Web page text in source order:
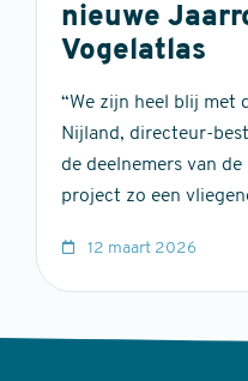
nieuwe
Vogelatlas
“We zijn heel blij met
Nijland, directeur-
de deelnemers van
project zo een
12 maart 2026